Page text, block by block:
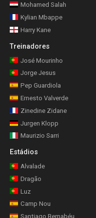
Mohamed Salah
Kylian Mbappe
Harry Kane
Treinadores
José Mourinho
Jorge Jesus
Pep Guardiola
Ernesto Valverde
Zinedine Zidane
Jurgen Klopp
Maurizio Sarri
Estádios
Alvalade
Dragão
Luz
Camp Nou
Santiago Bernabéu